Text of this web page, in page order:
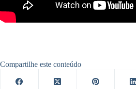
Compartilhe este conteúdo